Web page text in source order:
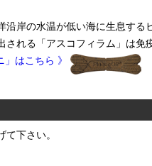
沿岸の水温が低い海に生息する
れる「アスコフィラム」は免
はこちら 》
下さい。